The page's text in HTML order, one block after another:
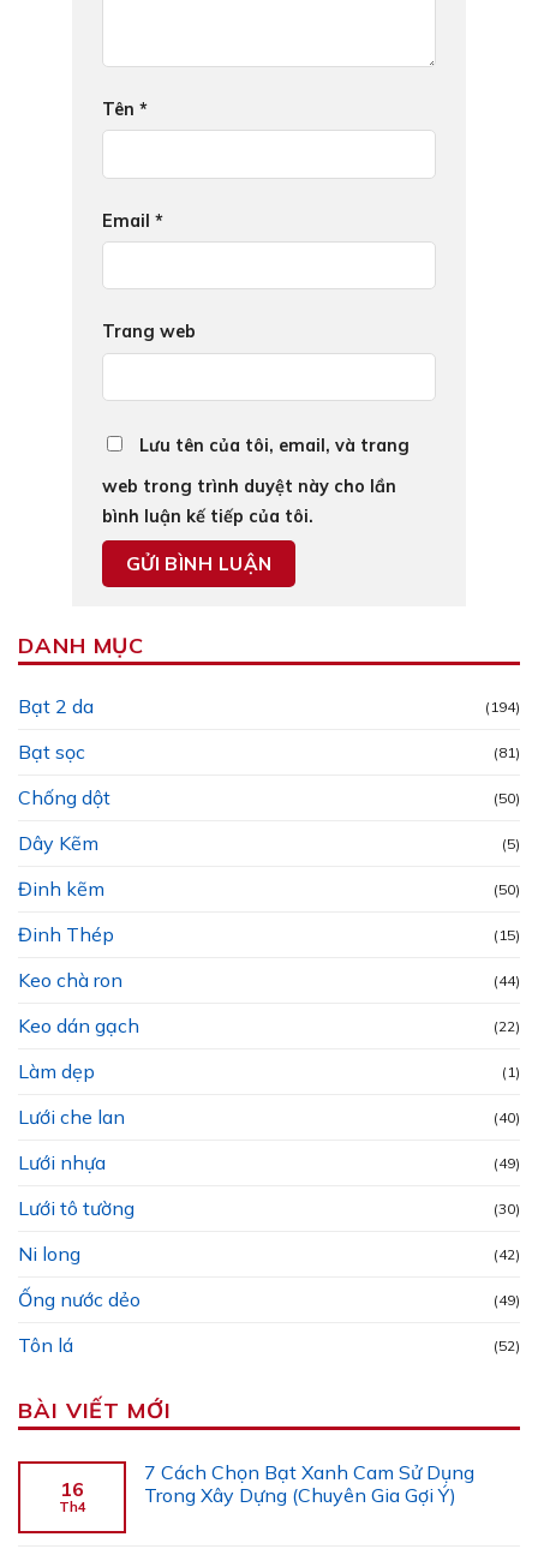
Tên *
Email *
Trang web
Lưu tên của tôi, email, và trang
web trong trình duyệt này cho lần
bình luận kế tiếp của tôi.
DANH MỤC
Bạt 2 da (194)
Bạt sọc (81)
Chống dột (50)
Dây Kẽm (5)
Đinh kẽm (50)
Đinh Thép (15)
Keo chà ron (44)
Keo dán gạch (22)
Làm dẹp (1)
Lưới che lan (40)
Lưới nhựa (49)
Lưới tô tường (30)
Ni long (42)
Ống nước dẻo (49)
Tôn lá (52)
BÀI VIẾT MỚI
16
Th4
7 Cách Chọn Bạt Xanh Cam Sử Dụng
Trong Xây Dựng (Chuyên Gia Gợi Ý)